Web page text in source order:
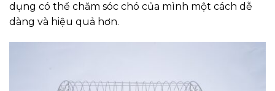
dụng có thể chăm sóc chó của mình một cách dễ
dàng và hiệu quả hơn.